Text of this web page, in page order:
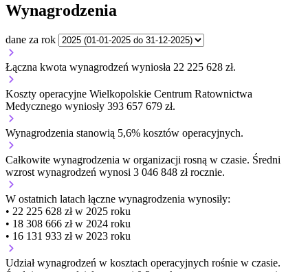
Wynagrodzenia
dane za rok
Łączna kwota wynagrodzeń wyniosła 22 225 628 zł.
Koszty operacyjne Wielkopolskie Centrum Ratownictwa
Medycznego wyniosły 393 657 679 zł.
Wynagrodzenia stanowią 5,6% kosztów operacyjnych.
Całkowite wynagrodzenia w organizacji rosną w czasie. Średni
wzrost wynagrodzeń wynosi 3 046 848 zł rocznie.
W ostatnich latach łączne wynagrodzenia wynosiły:
• 22 225 628 zł w 2025 roku
• 18 308 666 zł w 2024 roku
• 16 131 933 zł w 2023 roku
Udział wynagrodzeń w kosztach operacyjnych rośnie w czasie.